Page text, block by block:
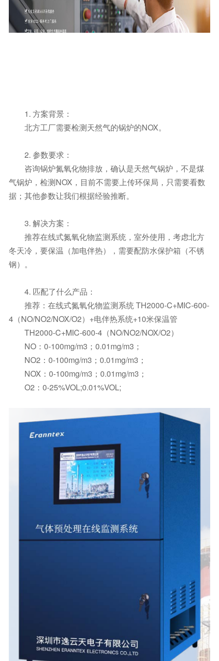
1. 方案背景：
北方工厂需要检测天然气的锅炉的NOX。
2. 参数要求：
咨询锅炉氮氧化物排放，确认是天然气锅炉，不是煤
气锅炉，检测NOX，目前不需要上传环保局，只需要看数
据；其他参数让我们根据经验推断。
3. 解决方案：
推荐在线式氮氧化物监测系统，室外使用，考虑北方
冬天冷，要保温（加电伴热），需要配防水保护箱（不锈
钢）。
4. 匹配了什么产品：
推荐：在线式氮氧化物监测系统 TH2000-C+MIC-600-
4（NO/NO2/NOX/O2）+电伴热系统+10米保温管
TH2000-C+MIC-600-4（NO/NO2/NOX/O2）
NO：0-100mg/m3；0.01mg/m3；
NO2：0-100mg/m3；0.01mg/m3；
NOX：0-100mg/m3；0.01mg/m3；
O2：0-25%VOL;0.01%VOL;